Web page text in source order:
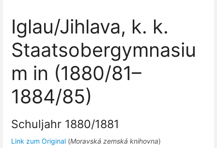
Iglau/Jihlava, k. k.
Staatsobergymnasiu
m in (1880/81–
1884/85)
Schuljahr 1880/1881
Link zum Original (Moravská zemská knihovna)